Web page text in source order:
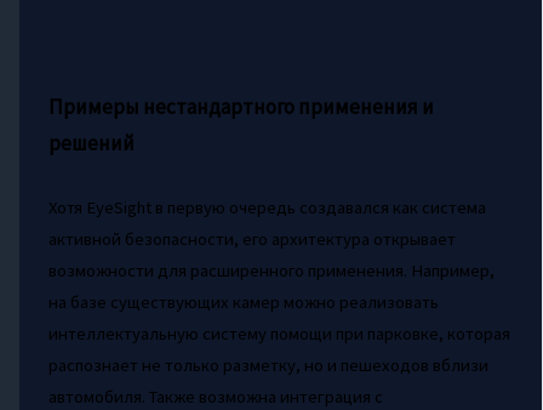
Примеры нестандартного применения и
решений
Хотя EyeSight в первую очередь создавался как система
активной безопасности, его архитектура открывает
возможности для расширенного применения. Например,
на базе существующих камер можно реализовать
интеллектуальную систему помощи при парковке, которая
распознает не только разметку, но и пешеходов вблизи
автомобиля. Также возможна интеграция с